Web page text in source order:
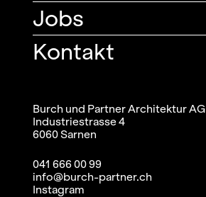
Jobs
Kontakt
Burch und Partner Architektur AG
Industriestrasse 4
6060 Sarnen
041 666 00 99
info@burch-partner.ch
Instagram